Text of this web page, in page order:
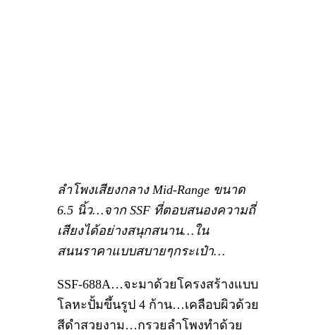
ลำโพงเสียงกลาง Mid-Range ขนาด
6.5 นิ้ว…จาก SSF ที่ตอบสนองความถี่
เสียงได้อย่างสนุกสนาน…ใน
สนนราคาแบบสบายๆกระเป๋า…
SSF-688A…จะมาด้วยโครงสร้างแบบ
โลหะปั้มขึ้นรูป 4 ก้าน…เคลือบผิวด้วย
สีดำสวยงาม…กรวยลำโพงทำด้วย